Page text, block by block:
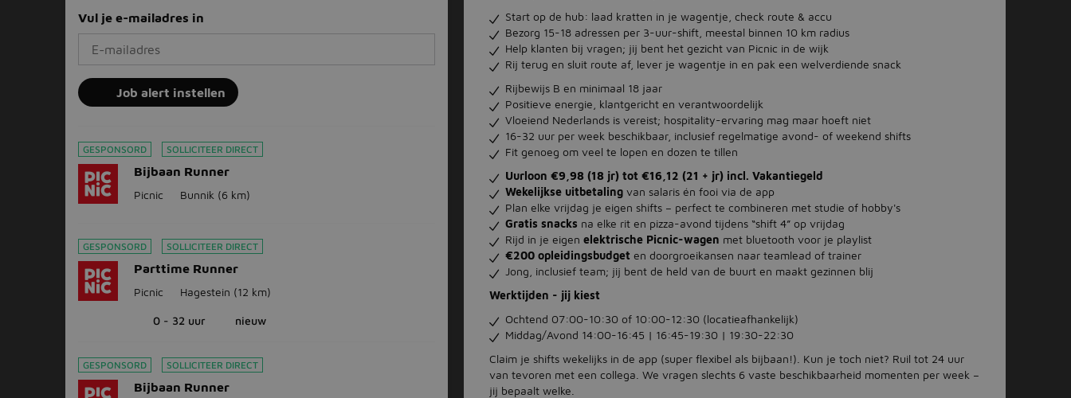
Vul je e-mailadres in
Job alert instellen
GESPONSORD SOLLICITEER DIRECT
Bijbaan Runner
Picnic Bunnik (6 km)
GESPONSORD SOLLICITEER DIRECT
Parttime Runner
Picnic Hagestein (12 km)
0 - 32 uur nieuw
GESPONSORD SOLLICITEER DIRECT
Bijbaan Runner
Start op de hub: laad kratten in je wagentje, check route & accu
Bezorg 15-18 adressen per 3-uur-shift, meestal binnen 10 km radius
Help klanten bij vragen; jij bent het gezicht van Picnic in de wijk
Rij terug en sluit route af, lever je wagentje in en pak een welverdiende snack
Rijbewijs B en minimaal 18 jaar
Positieve energie, klantgericht en verantwoordelijk
Vloeiend Nederlands is vereist; hospitality-ervaring mag maar hoeft niet
16-32 uur per week beschikbaar, inclusief regelmatige avond- of weekend shifts
Fit genoeg om veel te lopen en dozen te tillen
Uurloon €9,98 (18 jr) tot €16,12 (21 + jr) incl. Vakantiegeld
Wekelijkse uitbetaling van salaris én fooi via de app
Plan elke vrijdag je eigen shifts – perfect te combineren met studie of hobby's
Gratis snacks na elke rit en pizza-avond tijdens “shift 4” op vrijdag
Rijd in je eigen elektrische Picnic-wagen met bluetooth voor je playlist
€200 opleidingsbudget en doorgroeikansen naar teamlead of trainer
Jong, inclusief team; jij bent de held van de buurt en maakt gezinnen blij
Werktijden - jij kiest
Ochtend 07:00-10:30 of 10:00-12:30 (locatieafhankelijk)
Middag/Avond 14:00-16:45 | 16:45-19:30 | 19:30-22:30
Claim je shifts wekelijks in de app (super flexibel als bijbaan!). Kun je toch niet? Ruil tot 24 uur
van tevoren met een collega. We vragen slechts 6 vaste beschikbaarheid momenten per week –
jij bepaalt welke.